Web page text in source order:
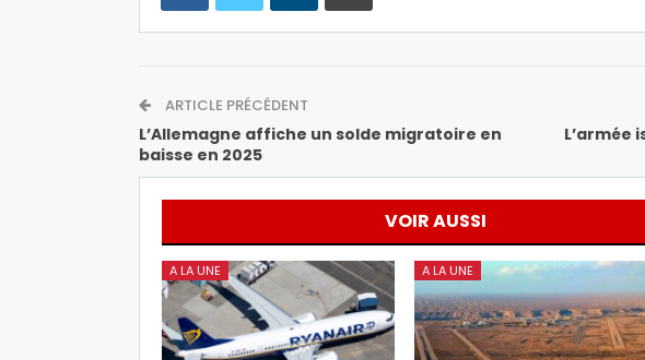
ARTICLE PRÉCÉDENT
L’Allemagne affiche un solde migratoire en
baisse en 2025
L’armée
VOIR AUSSI
A LA UNE A LA UNE